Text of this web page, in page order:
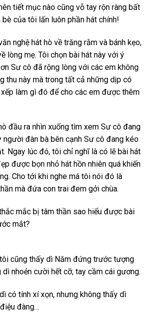
tiết mục nào cũng vỗ tay rộn ràng bất
của tôi lấn luôn phần hát chính!
nghệ hát hò về trăng rằm và bánh kẹo,
lòng mẹ. Tôi chọn bài hát này với ý
Sư cô đã rộng lòng với các em không
thu này mà trong tất cả những dịp có
làm gì đó để cho các em được thêm
đầu ra nhìn xuống tìm xem Sư cô đang
người đàn bà bên cạnh Sư cô đang kéo
Ngay lúc đó, tôi chỉ nghĩ là có lẽ bài hát
được bọn nhỏ hát hồn nhiên quá khiến
Cho tới khi nghe má tôi nói đó là
mà đứa con trai đem gởi chùa.
mắc bị tâm thần sao hiểu được bài
mắt?
cũng thấy dì Năm đứng trước tượng
dì nhoẻn cười hết cỡ, tay cầm cái gương.
có tính xí xọn, nhưng không thấy dì
đàng…